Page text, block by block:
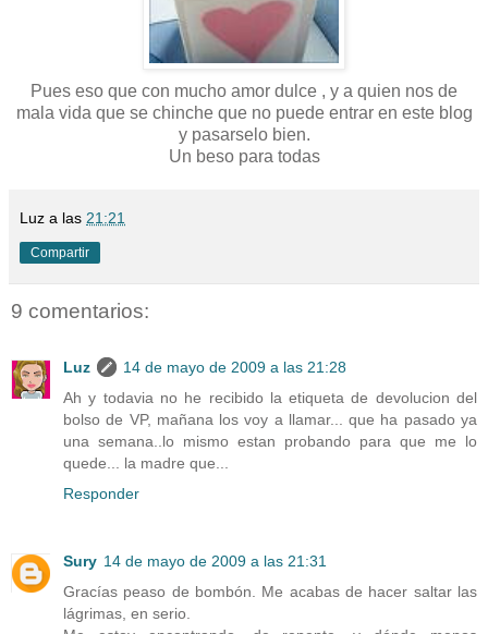
Pues eso que con mucho amor dulce , y a quien nos de
mala vida que se chinche que no puede entrar en este blog
y pasarselo bien.
Un beso para todas
Luz a las 21:21
Compartir
9 comentarios:
Luz
14 de mayo de 2009 a las 21:28
Ah y todavia no he recibido la etiqueta de devolucion del
bolso de VP, mañana los voy a llamar... que ha pasado ya
una semana..lo mismo estan probando para que me lo
quede... la madre que...
Responder
Sury 14 de mayo de 2009 a las 21:31
Gracías peaso de bombón. Me acabas de hacer saltar las
lágrimas, en serio.